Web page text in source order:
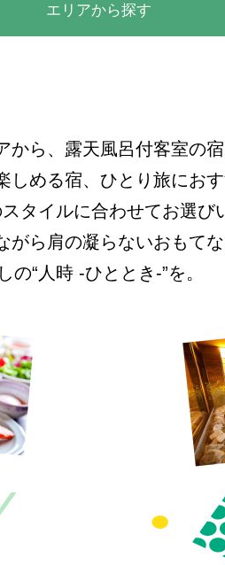
エリアから探す
から、露天風呂付客室の宿
しめる宿、 ひとり旅にお
タイルに合わせてお選び
がら肩の凝らないおもてな
の“人時 -ひととき-”を。